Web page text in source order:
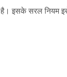
इसके सरल नियम